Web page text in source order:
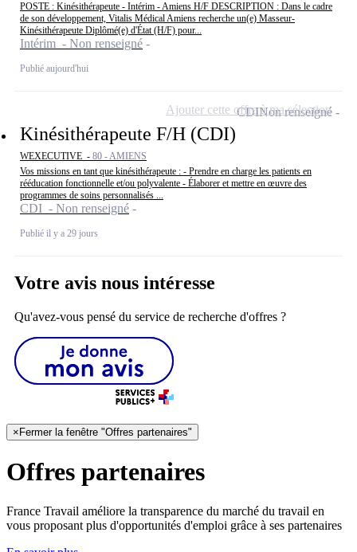
POSTE : Kinésithérapeute - Intérim - Amiens H/F DESCRIPTION : Dans le cadre
de son développement, Vitalis Médical Amiens recherche un(e) Masseur-
Kinésithérapeute Diplômé(e) d'État (H/F) pour...
Intérim - Non renseigné
Publié aujourd'hui
Kinésithérapeute F/H (CDI)
WEXECUTIVE - 80 - AMIENS
Vos missions en tant que kinésithérapeute : - Prendre en charge les patients en
rééducation fonctionnelle et/ou polyvalente - Élaborer et mettre en œuvre des
programmes de soins personnalisés ...
CDI - Non renseigné
Publié il y a 29 jours
CDINon renseigné
Ajouter cette offre à ma sélection
Votre avis nous intéresse
Qu'avez-vous pensé du service de recherche d'offres ?
× Fermer la fenêtre "Offres partenaires"
Offres partenaires
France Travail améliore la transparence du marché du travail en
vous proposant plus d'opportunités d'emploi grâce à ses partenaires